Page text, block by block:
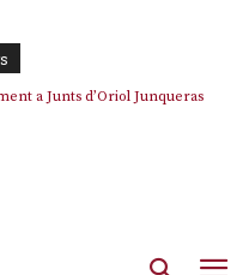
a Junts d’Oriol Junqueras